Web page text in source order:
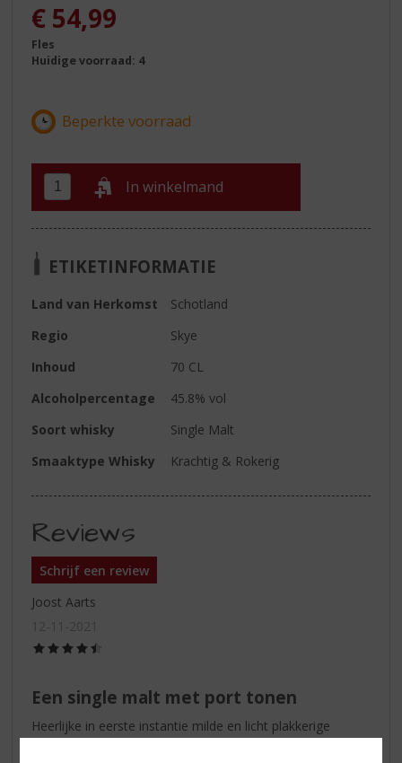
€ 54,99
Fles
Huidige voorraad: 4
In winkelmand
ETIKETINFORMATIE
Land van Herkomst
Schotland
Regio
Skye
Inhoud
70 CL
Alcoholpercentage
45.8% vol
Soort whisky
Single Malt
Smaaktype Whisky
Krachtig & Rokerig
Reviews
Schrijf een review
Joost Aarts
12-11-2021
Een single malt met port tonen
Heerlijke in eerste instantie milde en licht plakkerige